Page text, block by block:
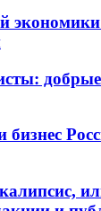
экономики
добрые
бизнес